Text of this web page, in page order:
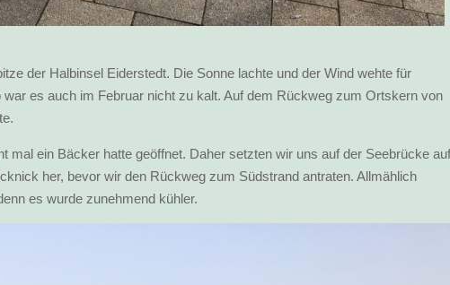
der Halbinsel Eiderstedt. Die Sonne lachte und der Wind wehte für
es auch im Februar nicht zu kalt. Auf dem Rückweg zum Ortskern von
mal ein Bäcker hatte geöffnet. Daher setzten wir uns auf der Seebrücke auf
her, bevor wir den Rückweg zum Südstrand antraten. Allmählich
es wurde zunehmend kühler.